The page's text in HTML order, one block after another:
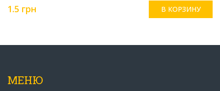
1.5 грн
МЕНЮ